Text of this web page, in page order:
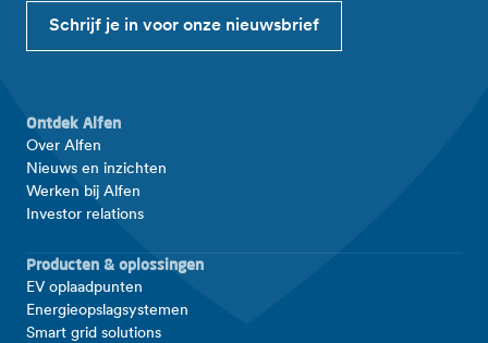
Schrijf je in voor onze nieuwsbrief
Ontdek Alfen
Over Alfen
Nieuws en inzichten
Werken bij Alfen
Investor relations
Producten & oplossingen
EV oplaadpunten
Energieopslagsystemen
Smart grid solutions